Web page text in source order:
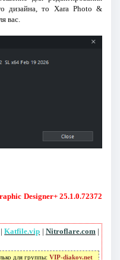
дизайна, то Xara Photo &
вас.
Designer+ 25.1.0.72372
|Katfile.vip | Nitroflare.com|
для группы: VIP-diakov.net